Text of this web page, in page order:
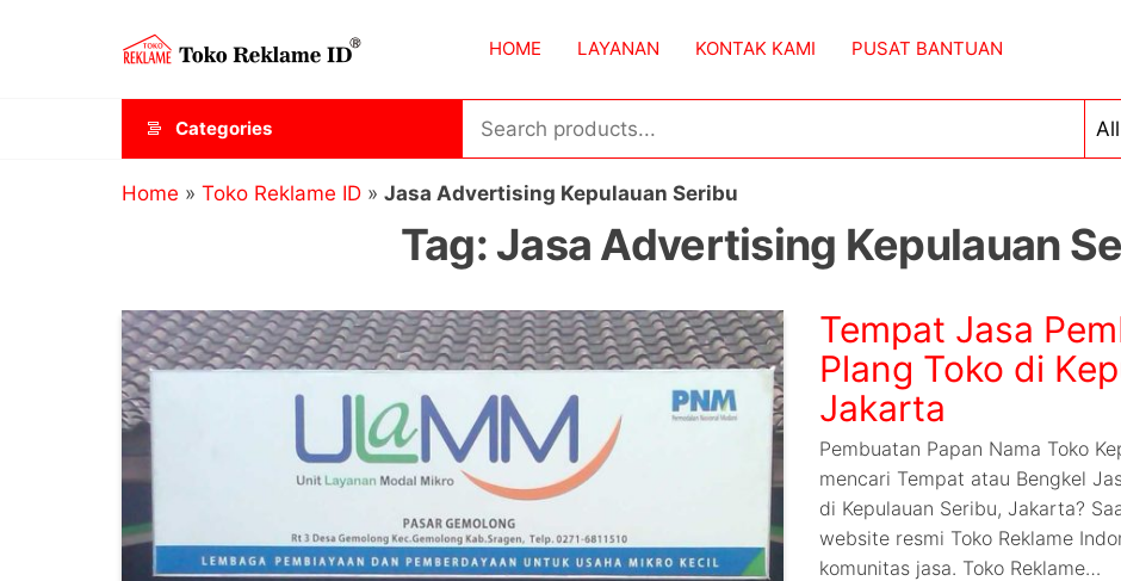
ID
HOME LAYANAN KONTAK KAMI PUSAT BANTUAN
Categories
Home » Toko Reklame ID » Jasa Advertising Kepulauan Seribu
Tag: Jasa Advertising Kepulauan
Tempat Jasa
Plang Toko di
Jakarta
Pembuatan Papan Nama Toko
mencari Tempat atau Bengkel
di Kepulauan Seribu, Jakarta?
website resmi Toko Reklame
komunitas jasa. Toko Reklame…